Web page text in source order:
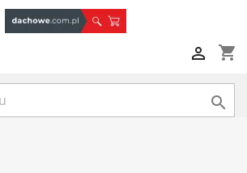
shopping_cart

